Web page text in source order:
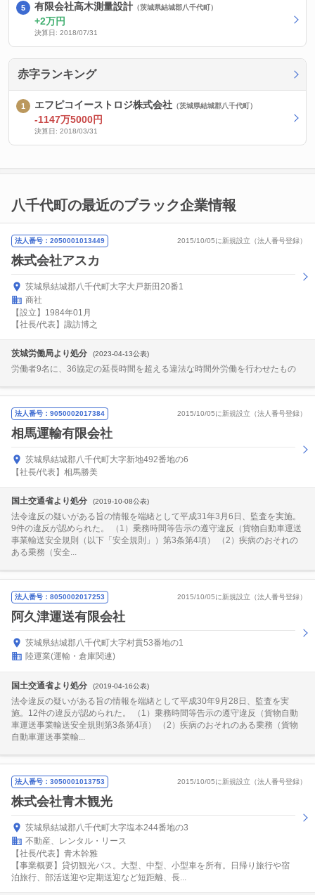
有限会社高木測量設計 （茨城県結城郡八千代町）
2万円
決算日: 2018/07/31
赤字ランキング
エフピコイーストロジ株式会社 （茨城県結城郡八千代町）
-1147万5000円
決算日: 2018/03/31
八千代町の最近のブラック企業情報
法人番号：2050001013449 2015/10/05に新規設立（法人番号登録）
株式会社アスカ
茨城県結城郡八千代町大字大戸新田20番1
商社
【設立】1984年01月
【社長/代表】諏訪博之
茨城労働局より処分 (2023-04-13公表)
労働者9名に、36協定の延長時間を超える違法な時間外労働を行わせたもの
法人番号：9050002017384 2015/10/05に新規設立（法人番号登録）
相馬運輸有限会社
茨城県結城郡八千代町大字新地492番地の6
【社長/代表】相馬勝美
国土交通省より処分 (2019-10-08公表)
法令違反の疑いがある旨の情報を端緒として平成31年3月6日、監査を実施。
9件の違反が認められた。 （1）乗務時間等告示の遵守違反（貨物自動車運送
事業輸送安全規則（以下「安全規則」）第3条第4項） （2）疾病のおそれの
ある乗務（安全...
法人番号：8050002017253 2015/10/05に新規設立（法人番号登録）
阿久津運送有限会社
茨城県結城郡八千代町大字村貫53番地の1
陸運業(運輸・倉庫関連)
国土交通省より処分 (2019-04-16公表)
法令違反の疑いがある旨の情報を端緒として平成30年9月28日、監査を実
施。12件の違反が認められた。 （1）乗務時間等告示の遵守違反（貨物自動
車運送事業輸送安全規則第3条第4項） （2）疾病のおそれのある乗務（貨物
自動車運送事業輸...
法人番号：3050001013753 2015/10/05に新規設立（法人番号登録）
株式会社青木観光
茨城県結城郡八千代町大字塩本244番地の3
不動産、レンタル・リース
【社長/代表】青木幹雅
【事業概要】貸切観光バス。大型、中型、小型車を所有。日帰り旅行や宿
泊旅行、部活送迎や定期送迎など短距離、長...